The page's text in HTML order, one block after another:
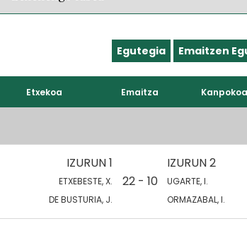
Egutegia Emaitzen
Etxekoa Emaitza Kanpokoa
IZURUN 1
ETXEBESTE, X.
DE BUSTURIA, J.
22 - 10
IZURUN 2
UGARTE, I.
ORMAZABAL, I.